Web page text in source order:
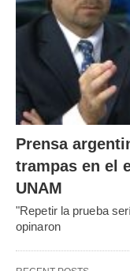
Prensa
trampas en el
UNAM
"Repetir la prueba
opinaron